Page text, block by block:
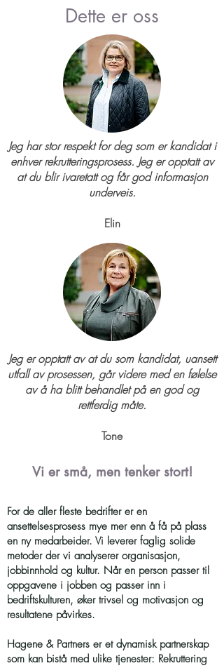
Dette er oss
Jeg har stor respekt for deg som er kandidat i
enhver rekrutteringsprosess. Jeg er opptatt av
at du blir ivaretatt og får god informasjon
underveis.
Elin
Jeg er opptatt av at du som kandidat, uansett
utfall av prosessen, går videre med en følelse
av å ha blitt behandlet på en god og
rettferdig måte.
Tone
Vi er små, men tenker stort!
For de aller fleste bedrifter er en
ansettelsesprosess mye mer enn å få på plass
en ny medarbeider. Vi leverer faglig solide
metoder der vi analyserer organisasjon,
jobbinnhold og kultur. Når en person passer til
oppgavene i jobben og passer inn i
bedriftskulturen, øker trivsel og motivasjon og
resultatene påvirkes.
Hagene & Partners er et dynamisk partnerskap
som kan bistå med ulike tjenester: Rekruttering